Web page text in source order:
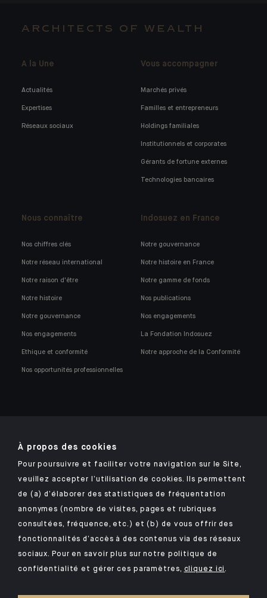
ARCHITECTS OF WEALTH
A la Une
Actualités
Expertises
Réseaux sociaux
Vous accompagner
Marchés privés
Familles et entrepreneurs
Holdings familiales
Institutionnels et corporates
Gérants de fortune externes
Technologies bancaires
Nous connaître
Nos chiffres clés
Notre réseau international
Notre raison d'être
Notre histoire
Notre gouvernance
Nos engagements
Ethique et conformité
Nos opportunités professionnelles
Indosuez en France
Notre gouvernance
Notre histoire en France
Notre gamme de fonds
Nos publications
Nos engagements
La Fondation Indosuez
Notre approche de la Conformité
Retrouvez notre application mobile Indosuez
MENTIONS LÉGALES
SÉCURITÉ
COOKIES
À propos des cookies
Pour poursuivre et faciliter votre navigation sur le Site,
veuillez accepter l’utilisation de cookies. Ils permettent
de (a) d’élaborer des statistiques de fréquentation
anonymes (nombre de visites, pages et rubriques
consultées, fréquence, etc.) et (b) de vous offrir des
fonctionnalités d’accès à des contenus via des réseaux
sociaux. Pour en savoir plus sur notre politique de
confidentialité et gérer ces paramètres, cliquez ici.